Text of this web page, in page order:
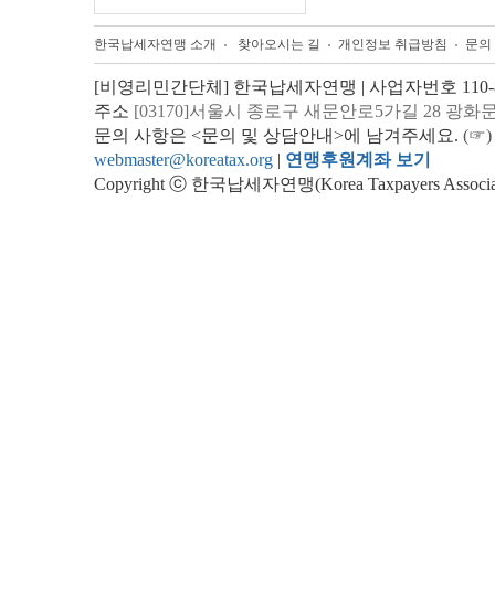
한국납세자연맹 소개 찾아오시는 길 개인정보 취급방침 문
[비영리민간단체] 한국납세자연맹 | 사업자번호
주소 [03170]서울시 종로구 새문안로5가길 28 광화
문의 사항은 <문의 및 상담안내>에 남겨주세요. (☞)
webmaster@koreatax.org | 연맹후원계좌 보기
Copyright ⓒ 한국납세자연맹(Korea Taxpayers